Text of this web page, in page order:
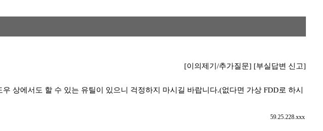
[이의제기/추가질문] [부실답변 신고]
상에서도 할 수 있는 유틸이 있으니 걱정하지 마시길 바랍니다.(없다면 가상 FDD로 하시
59.25.228.xxx